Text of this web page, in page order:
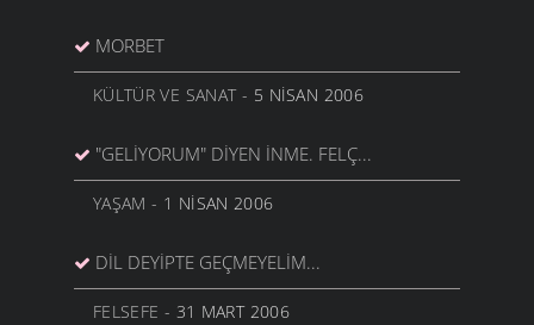
MORBET
KÜLTÜR VE SANAT- 5 NISAN 2006
"GELIYORUM" DIYEN İNME. FELÇ...
YAŞAM - 1 NISAN 2006
DIL DEYIPTE GEÇMEYELIM...
FELSEFE - 31 MART 2006